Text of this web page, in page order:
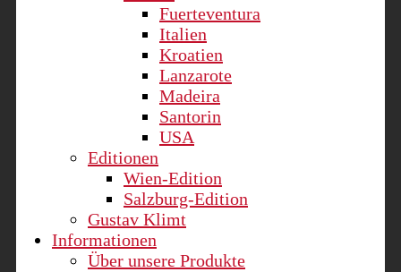
Fuerteventura
Italien
Kroatien
Lanzarote
Madeira
Santorin
USA
Editionen
Wien-Edition
Salzburg-Edition
Gustav Klimt
Informationen
Über unsere Produkte